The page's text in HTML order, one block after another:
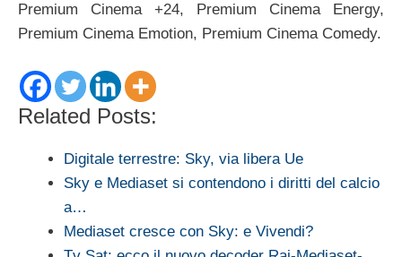
Premium Cinema +24, Premium Cinema Energy,
Premium Cinema Emotion, Premium Cinema Comedy.
Related Posts:
Digitale terrestre: Sky, via libera Ue
Sky e Mediaset si contendono i diritti del calcio
a…
Mediaset cresce con Sky: e Vivendi?